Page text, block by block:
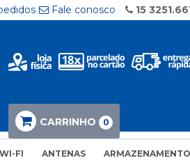
Fale conosco 15
CARRINHO 0
FI ANTENAS ARMAZENAMENTO